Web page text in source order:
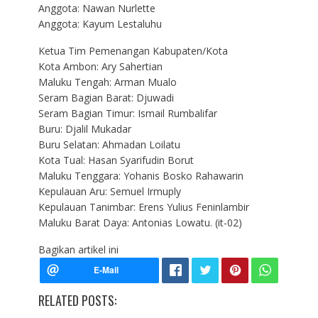
Anggota: Nawan Nurlette
Anggota: Kayum Lestaluhu
Ketua Tim Pemenangan Kabupaten/Kota
Kota Ambon: Ary Sahertian
Maluku Tengah: Arman Mualo
Seram Bagian Barat: Djuwadi
Seram Bagian Timur: Ismail Rumbalifar
Buru: Djalil Mukadar
Buru Selatan: Ahmadan Loilatu
Kota Tual: Hasan Syarifudin Borut
Maluku Tenggara: Yohanis Bosko Rahawarin
Kepulauan Aru: Semuel Irmuply
Kepulauan Tanimbar: Erens Yulius Feninlambir
Maluku Barat Daya: Antonias Lowatu. (it-02)
Bagikan artikel ini
RELATED POSTS: